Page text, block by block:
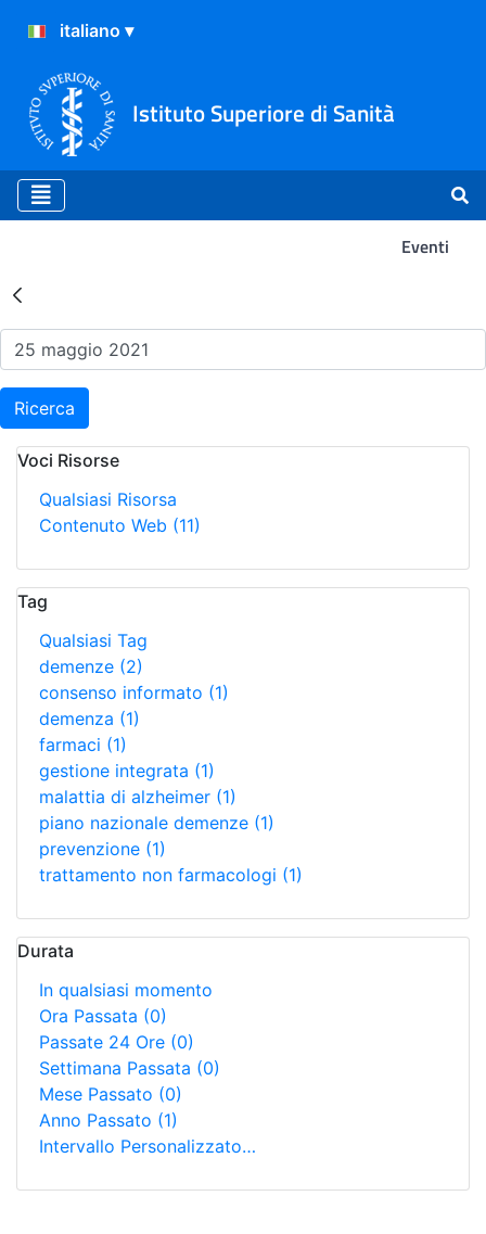
Istituto Superiore di Sanità
Eventi
Risultati della Ricerca -
Ricerca
Voci Risorse
Qualsiasi Risorsa
Contenuto Web (11)
Tag
Qualsiasi Tag
demenze (2)
consenso informato (1)
demenza (1)
farmaci (1)
gestione integrata (1)
malattia di alzheimer (1)
piano nazionale demenze (1)
prevenzione (1)
trattamento non farmacologi (1)
Durata
In qualsiasi momento
Ora Passata (0)
Passate 24 Ore (0)
Settimana Passata (0)
Mese Passato (0)
Anno Passato (1)
Intervallo Personalizzato…